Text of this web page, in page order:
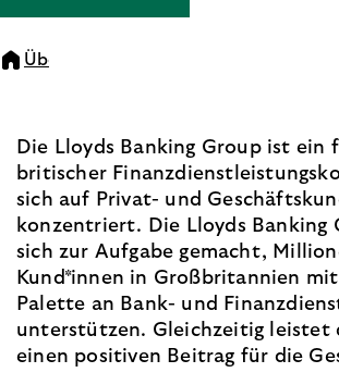
Über uns
Lloyds Banking Group
Die Lloyds Banking Group ist ein
britischer
sich auf Privat- und
konzentriert. Die Lloyds Banking
sich zur Aufgabe gemacht,
Kund*innen in Großbritannien
Palette an Bank- und
unterstützen. Gleichzeitig leistet
einen positiven Beitrag für die